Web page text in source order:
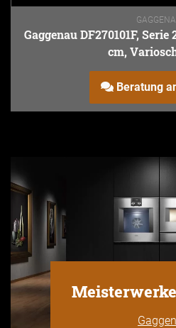
Gaggenau DF270101F,
cm,
Beratung